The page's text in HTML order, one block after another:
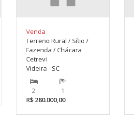
Venda
Terreno Rural / Sítio /
Fazenda / Chácara
Cetrevi
Videira - SC
2
1
R$ 280.000,00